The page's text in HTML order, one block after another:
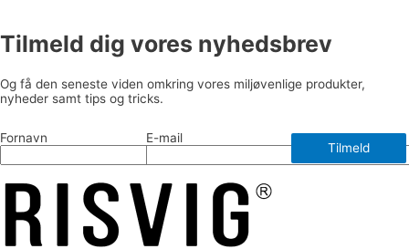
Tilmeld dig vores nyhedsbrev
Og få den seneste viden omkring vores miljøvenlige produkter,
nyheder samt tips og tricks.
Fornavn E-mail